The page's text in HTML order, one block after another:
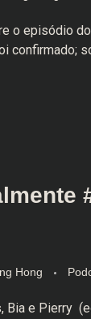
o episódio
confirmado;
Hong
Bia e Pierry